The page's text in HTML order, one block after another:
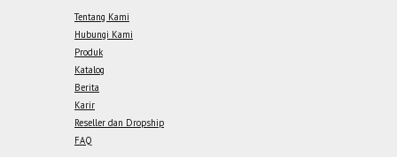
Tentang Kami
Hubungi Kami
Produk
Katalog
Berita
Karir
Reseller dan Dropship
FAQ